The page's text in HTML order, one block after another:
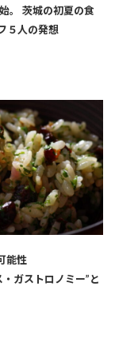
。 茨城の初夏の食
５人の発想
能性
ガストロノミー”と